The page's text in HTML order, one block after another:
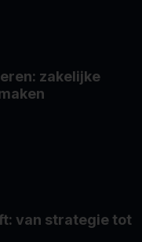
zakelijke
van strategie tot